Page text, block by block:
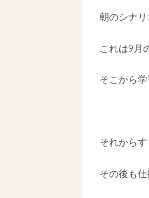
朝のシナリ
これは9月
そこから
それから
その後も